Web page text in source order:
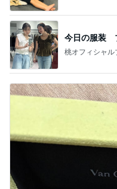
今日の服装
桃オフィシャ